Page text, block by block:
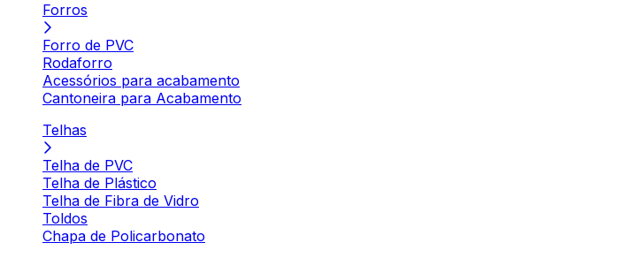
Forros
Forro de PVC
Rodaforro
Acessórios para acabamento
Cantoneira para Acabamento
Telhas
Telha de PVC
Telha de Plástico
Telha de Fibra de Vidro
Toldos
Chapa de Policarbonato